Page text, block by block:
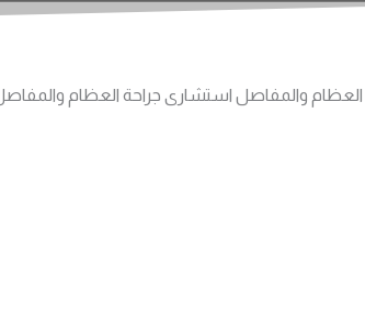
العظام والمفاصل استشارى جراحة العظام